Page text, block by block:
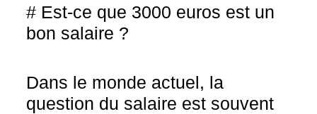
# Est-ce que 3000 euros est un
bon salaire ?
Dans le monde actuel, la
question du salaire est souvent